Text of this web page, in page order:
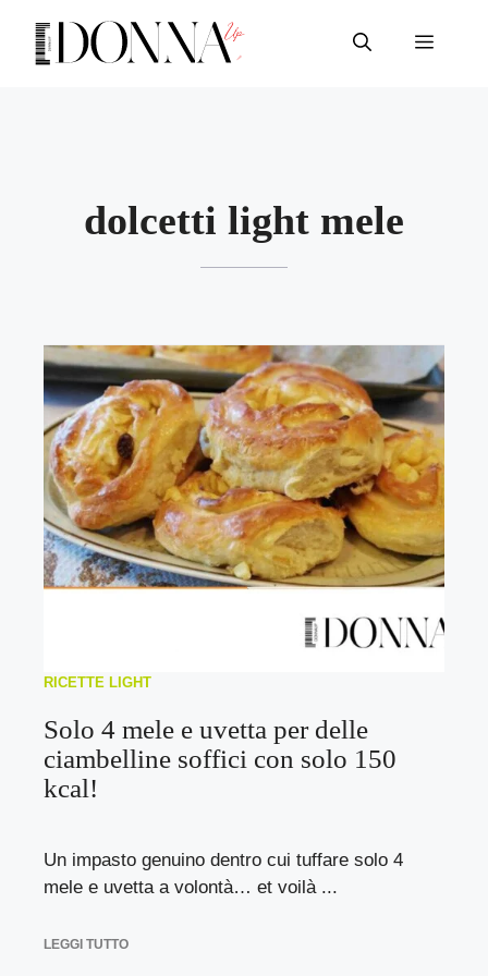
contenuto
Menu
dolcetti light mele
RICETTE LIGHT
Solo 4 mele e uvetta per delle
ciambelline soffici con solo 150
kcal!
Un impasto genuino dentro cui tuffare solo 4
mele e uvetta a volontà… et voilà ...
LEGGI TUTTO